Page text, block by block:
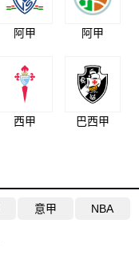
阿甲 阿甲
西甲 巴西甲
意甲 NBA